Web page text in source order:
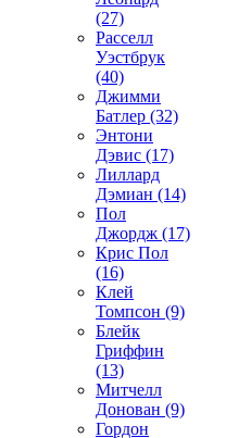
(27)
Расселл
Уэстбрук
(40)
Джимми
Батлер (32)
Энтони
Дэвис (17)
Лиллард
Дэмиан (14)
Пол
Джордж (17)
Крис Пол
(16)
Клей
Томпсон (9)
Блейк
Гриффин
(13)
Митчелл
Донован (9)
Гордон